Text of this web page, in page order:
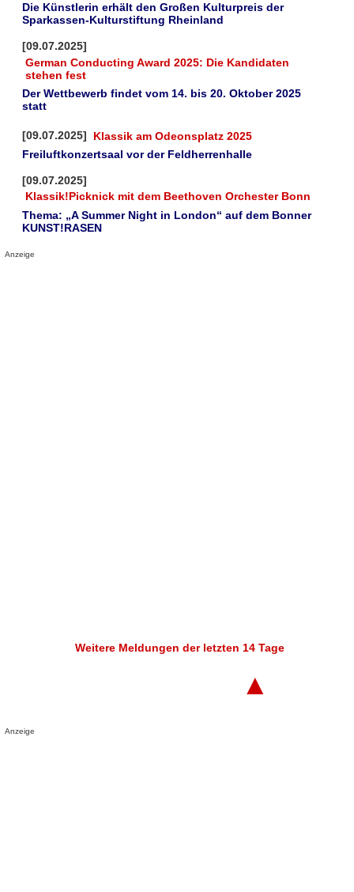
Die Künstlerin erhält den Großen Kulturpreis der
Sparkassen-Kulturstiftung Rheinland
[09.07.2025]
German Conducting Award 2025: Die Kandidaten
stehen fest
Der Wettbewerb findet vom 14. bis 20. Oktober 2025
statt
[09.07.2025]
Klassik am Odeonsplatz 2025
Freiluftkonzertsaal vor der Feldherrenhalle
[09.07.2025]
Klassik!Picknick mit dem Beethoven Orchester Bonn
Thema: „A Summer Night in London“ auf dem Bonner
KUNST!RASEN
Anzeige
Weitere Meldungen der letzten 14 Tage
▲
Anzeige